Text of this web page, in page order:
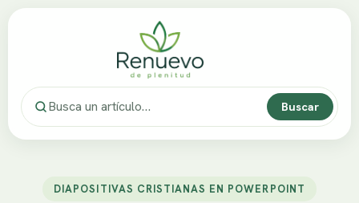
Buscar
DIAPOSITIVAS CRISTIANAS EN POWERPOINT